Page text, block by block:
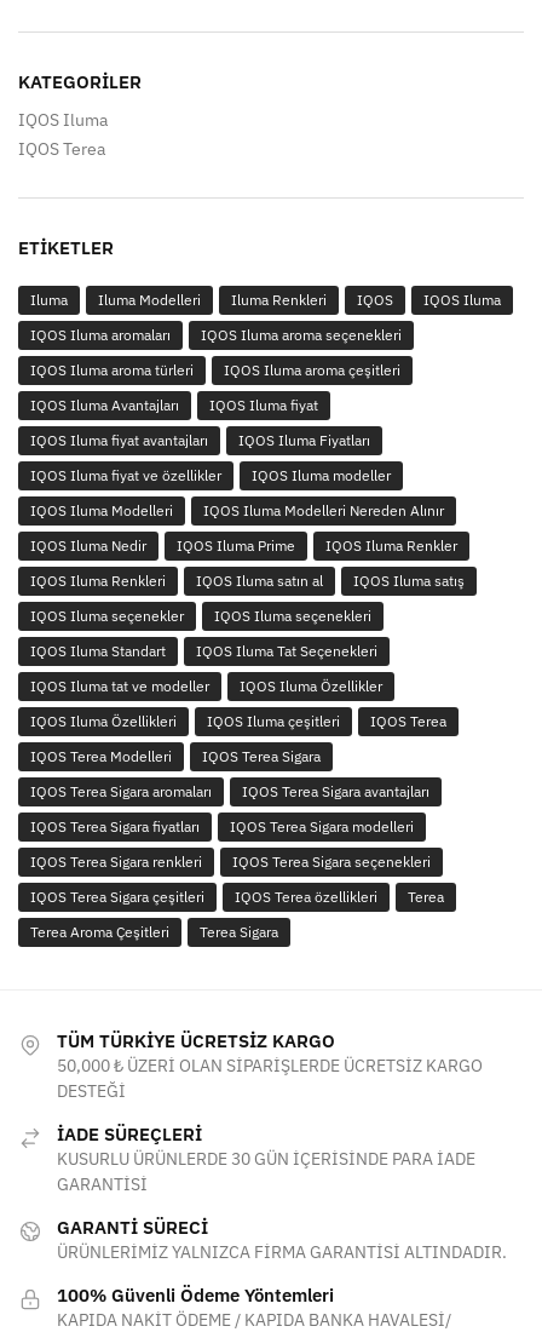
KATEGORILER
IQOS Iluma
IQOS Terea
ETIKETLER
Iluma Iluma Modelleri Iluma Renkleri IQOS
IQOS Iluma
IQOS Iluma aromaları
IQOS Iluma aroma seçenekleri
IQOS Iluma aroma türleri
IQOS Iluma aroma çeşitleri
IQOS Iluma Avantajları
IQOS Iluma fiyat
IQOS Iluma fiyat avantajları
IQOS Iluma Fiyatları
IQOS Iluma fiyat ve özellikler
IQOS Iluma modeller
IQOS Iluma Modelleri
IQOS Iluma Modelleri Nereden Alınır
IQOS Iluma Nedir
IQOS Iluma Prime
IQOS Iluma Renkler
IQOS Iluma Renkleri
IQOS Iluma satın al
IQOS Iluma satış
IQOS Iluma seçenekler
IQOS Iluma seçenekleri
IQOS Iluma Standart
IQOS Iluma Tat Seçenekleri
IQOS Iluma tat ve modeller
IQOS Iluma Özellikler
IQOS Iluma Özellikleri
IQOS Iluma çeşitleri
IQOS Terea
IQOS Terea Modelleri
IQOS Terea Sigara
IQOS Terea Sigara aromaları
IQOS Terea Sigara avantajları
IQOS Terea Sigara fiyatları
IQOS Terea Sigara modelleri
IQOS Terea Sigara renkleri
IQOS Terea Sigara seçenekleri
IQOS Terea Sigara çeşitleri
IQOS Terea özellikleri
Terea
Terea Aroma Çeşitleri
Terea Sigara
TÜM TÜRKİYE ÜCRETSİZ KARGO
50,000 ₺ ÜZERİ OLAN SİPARİŞLERDE ÜCRETSİZ KARGO
DESTEĞİ
İADE SÜREÇLERİ
KUSURLU ÜRÜNLERDE 30 GÜN İÇERİSİNDE PARA İADE
GARANTİSİ
GARANTİ SÜRECİ
ÜRÜNLERİMİZ YALNIZCA FİRMA GARANTİSİ ALTINDADIR.
100% Güvenli Ödeme Yöntemleri
KAPIDA NAKİT ÖDEME / KAPIDA BANKA HAVALESİ/